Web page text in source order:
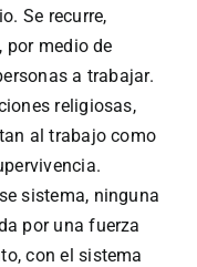
Se recurre,
por medio de
a trabajar.
religiosas,
al trabajo como
sistema, ninguna
por una fuerza
con el sistema